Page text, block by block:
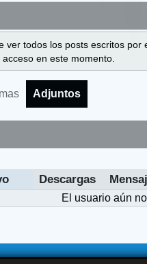
ver todos los posts escritos
en este momento.
Adjuntos
Descargas
El usuario aún